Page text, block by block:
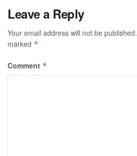
Leave a Reply
Your email address will not be published.
marked *
Comment *